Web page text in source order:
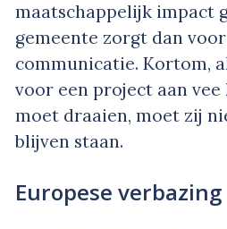
maatschappelijk impact
gemeente zorgt dan
communicatie. Kortom,
voor een project aan
moet draaien, moet zij
blijven staan.
Europese verbazing